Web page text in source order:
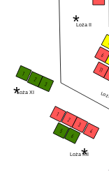
Loża II
Loża XII
Loża XI
*
*
*
6
11
1
1
2
3
2
3
4
5
6